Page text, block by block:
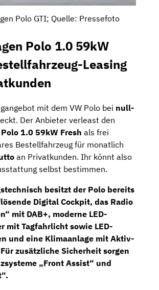
Polo GTI; Quelle: Pressefoto
Polo 1.0 59kW
Leasing
mit dem VW Polo bei null-
Der Anbieter verleast den
1.0 59kW Fresh als frei
Bestellfahrzeug für monatlich
an Privatkunden. Ihr könnt also
selbst bestimmen.
besitzt der Polo bereits
Digital Cockpit, das Radio
mit DAB+, moderne LED-
mit Tagfahrlicht sowie LED-
und eine Klimaanlage mit Aktiv-
zusätzliche Sicherheit sorgen
„Front Assist“ und